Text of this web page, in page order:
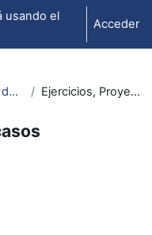
usando el
Acceder
Fundamentos de Informática Grado de Ingeniería Mecánica Ejercicios, Proyectos y casos